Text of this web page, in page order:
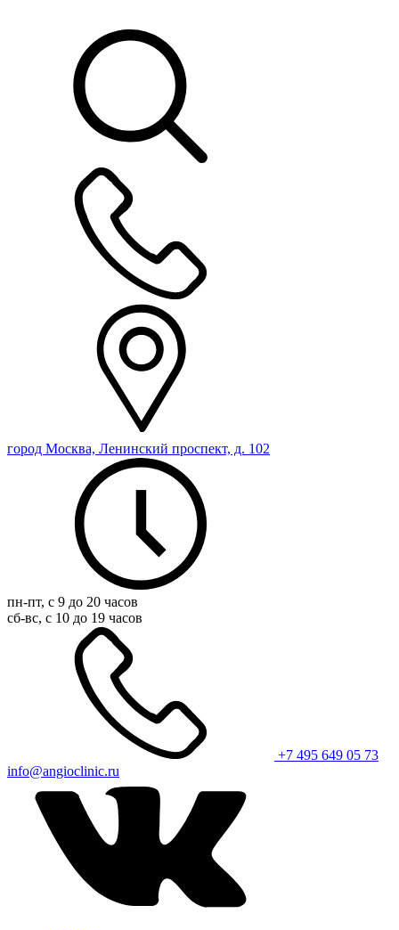
город Москва, Ленинский проспект, д. 102
пн-пт, с 9 до 20 часов
сб-вс, с 10 до 19 часов
+7 495 649 05 73
info@angioclinic.ru